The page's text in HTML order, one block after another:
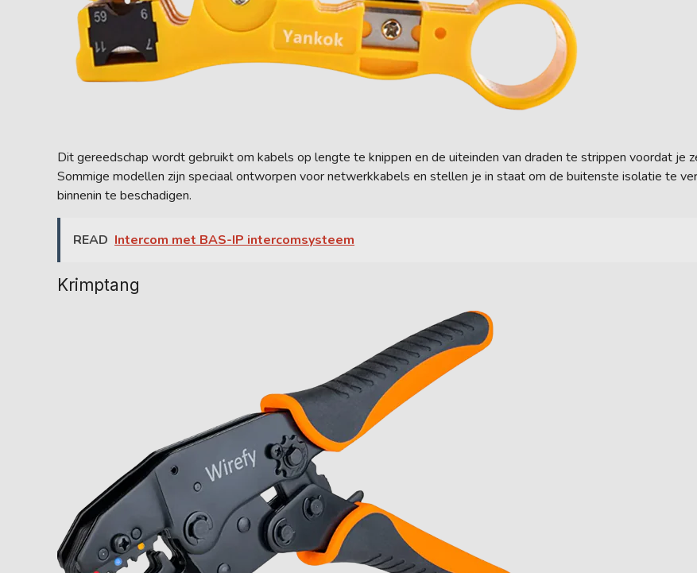
Dit gereedschap wordt gebruikt om kabels op lengte te knippen en de uiteinden van draden te strippen voordat je
Sommige modellen zijn speciaal ontworpen voor netwerkkabels en stellen je in staat om de buitenste isolatie te
binnenin te beschadigen.
READ Intercom met BAS-IP intercomsysteem
Krimptang